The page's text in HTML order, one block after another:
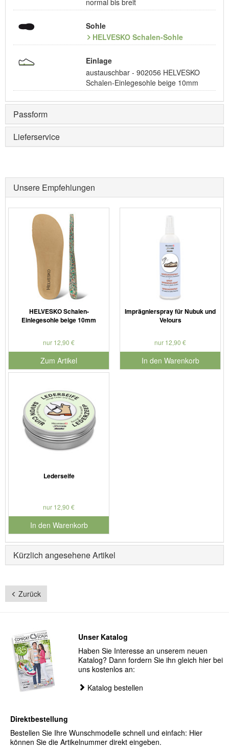
Sohle
HELVESKO Schalen-Sohle
Einlage
austauschbar - 902056 HELVESKO
Schalen-Einlegesohle beige 10mm
Passform
Lieferservice
Unsere Empfehlungen
HELVESKO Schalen-
Einlegesohle beige 10mm
nur 12,90 €
Zum Artikel
Imprägnierspray für Nubuk und
Velours
nur 12,90 €
In den Warenkorb
für Produktnummer 901179
Lederseife
nur 12,90 €
In den Warenkorb
für Produktnummer 901127
Kürzlich angesehene Artikel
Zurück
Unser Katalog
Haben Sie Interesse an unserem neuen
Katalog? Dann fordern Sie ihn gleich hier bei
uns kostenlos an:
Katalog bestellen
Direktbestellung
Bestellen Sie Ihre Wunschmodelle schnell und einfach: Hier
können Sie die Artikelnummer direkt eingeben.